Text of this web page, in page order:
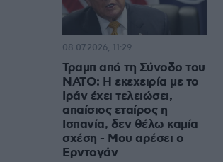
Τραμπ από τη Σύνοδο του
ΝΑΤΟ: Η εκεχειρία με το
Ιράν έχει τελειώσει,
απαίσιος εταίρος η
Ισπανία, δεν θέλω καμία
σχέση - Μου αρέσει ο
Ερντογάν
08.07.2026, 11:29